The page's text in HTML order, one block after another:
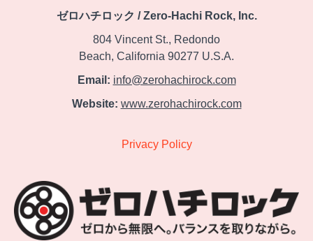
ゼロハチロック / Zero-Hachi Rock, Inc.
804 Vincent St., Redondo
Beach, California 90277 U.S.A.​
Email: info@zerohachirock.com
Website: www.zerohachirock.com
Privacy Policy